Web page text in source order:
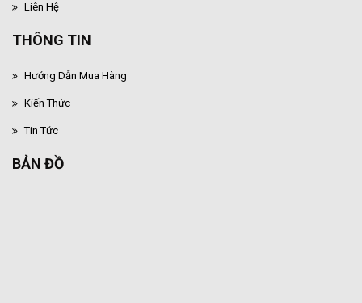
Liên Hệ
THÔNG TIN
Hướng Dẫn Mua Hàng
Kiến Thức
Tin Tức
BẢN ĐỒ